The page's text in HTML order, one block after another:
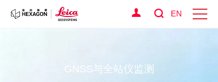
EN
GNSS与全站仪监测